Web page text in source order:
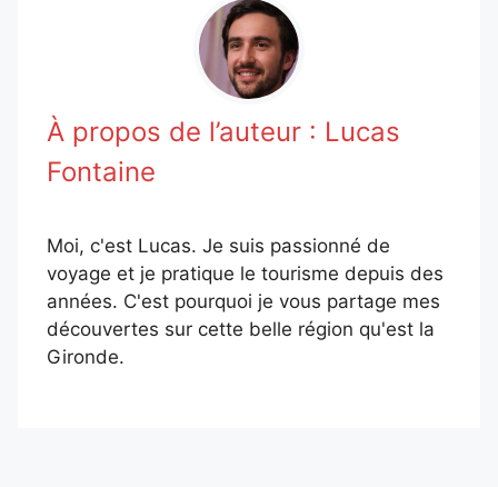
À propos de l’auteur : Lucas
Fontaine
Moi, c'est Lucas. Je suis passionné de
voyage et je pratique le tourisme depuis des
années. C'est pourquoi je vous partage mes
découvertes sur cette belle région qu'est la
Gironde.